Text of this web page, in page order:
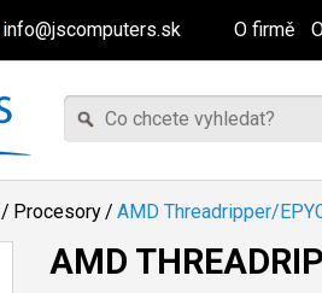
info@jscomputers.sk O firmě
/ Procesory/ AMD Threadripper/
AMD